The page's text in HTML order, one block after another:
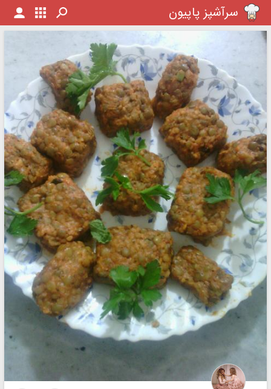
سرآشپز پاپیون